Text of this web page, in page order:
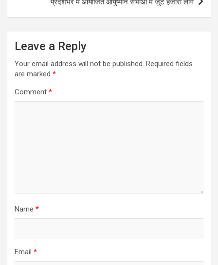
प्रदेशभर में आयोजित आयुष्मान सभाओं में जुटे हजारों लोग
Leave a Reply
Your email address will not be published. Required fields
are marked *
Comment *
Name *
Email *